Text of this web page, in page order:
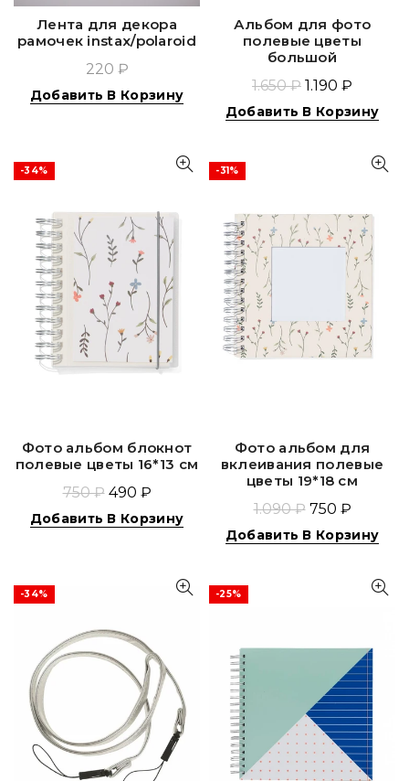
Лента для декора
рамочек instax/polaroid
220 ₽
Добавить В Корзину
Альбом для фото
полевые цветы
большой
1.650 ₽ 1.190 ₽
Добавить В Корзину
-34%
Фото альбом блокнот
полевые цветы 16*13 см
750 ₽ 490 ₽
Добавить В Корзину
-31%
Фото альбом для
вклеивания полевые
цветы 19*18 см
1.090 ₽ 750 ₽
Добавить В Корзину
-34% -25%